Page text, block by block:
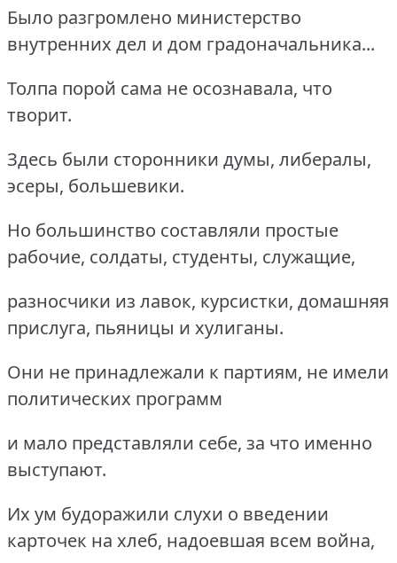
Было разгромлено министерство
внутренних дел и дом градоначальника...
Толпа порой сама не осознавала, что
творит.
Здесь были сторонники думы, либералы,
эсеры, большевики.
Но большинство составляли простые
рабочие, солдаты, студенты, служащие,
разносчики из лавок, курсистки, домашняя
прислуга, пьяницы и хулиганы.
Они не принадлежали к партиям, не имели
политических программ
и мало представляли себе, за что именно
выступают.
Их ум будоражили слухи о введении
карточек на хлеб, надоевшая всем война,